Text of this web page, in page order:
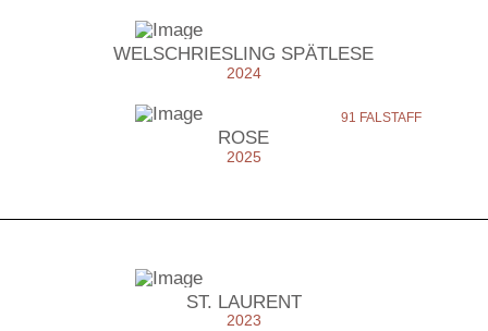
WELSCHRIESLING SPÄTLESE
2024
91 FALSTAFF
ROSE
2025
ST. LAURENT
2023